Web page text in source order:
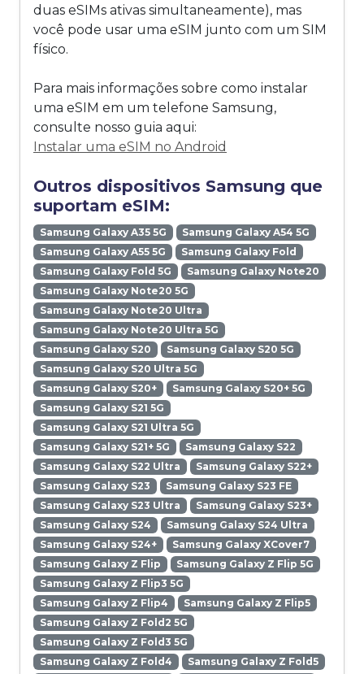
duas eSIMs ativas simultaneamente), mas
você pode usar uma eSIM junto com um SIM
físico.
Para mais informações sobre como instalar
uma eSIM em um telefone Samsung,
consulte nosso guia aqui:
Instalar uma eSIM no Android
Outros dispositivos Samsung que
suportam eSIM:
Samsung Galaxy A35 5G
Samsung Galaxy A54 5G
Samsung Galaxy A55 5G
Samsung Galaxy Fold
Samsung Galaxy Fold 5G
Samsung Galaxy Note20
Samsung Galaxy Note20 5G
Samsung Galaxy Note20 Ultra
Samsung Galaxy Note20 Ultra 5G
Samsung Galaxy S20
Samsung Galaxy S20 5G
Samsung Galaxy S20 Ultra 5G
Samsung Galaxy S20+
Samsung Galaxy S20+ 5G
Samsung Galaxy S21 5G
Samsung Galaxy S21 Ultra 5G
Samsung Galaxy S21+ 5G
Samsung Galaxy S22
Samsung Galaxy S22 Ultra
Samsung Galaxy S22+
Samsung Galaxy S23
Samsung Galaxy S23 FE
Samsung Galaxy S23 Ultra
Samsung Galaxy S23+
Samsung Galaxy S24
Samsung Galaxy S24 Ultra
Samsung Galaxy S24+
Samsung Galaxy XCover7
Samsung Galaxy Z Flip
Samsung Galaxy Z Flip 5G
Samsung Galaxy Z Flip3 5G
Samsung Galaxy Z Flip4
Samsung Galaxy Z Flip5
Samsung Galaxy Z Fold2 5G
Samsung Galaxy Z Fold3 5G
Samsung Galaxy Z Fold4
Samsung Galaxy Z Fold5